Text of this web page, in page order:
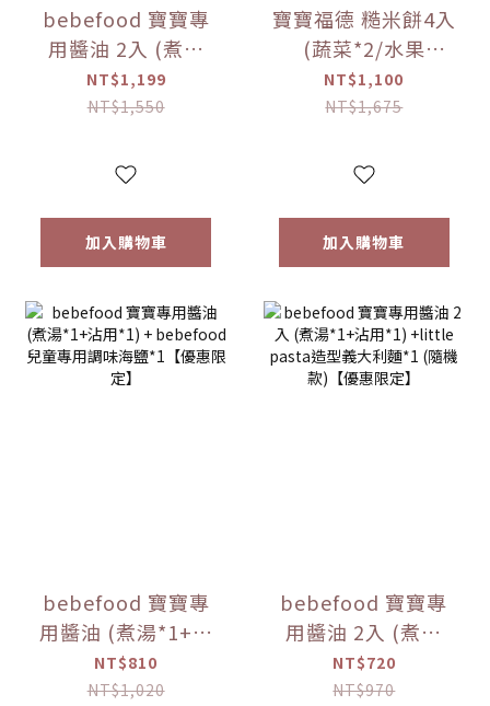
bebefood 寶寶專
用醬油 2入 (煮湯
*1+沾用*1)
+bebefood 兒童調
寶寶粥( 蓮藕雞肉粥
NT$1,199
NT$1,550
加入購物車
寶寶福德 糙米餅4入
(蔬菜*2/水果
*2)+Hibebe寶寶粥
( 蓮藕雞肉粥 )*1盒
NT$1,100
NT$1,675
加入購物車
bebefood 寶寶專
用醬油 (煮湯*1+沾
用*1) + bebefood
兒童專用調味海鹽
NT$810
NT$1,020
bebefood 寶寶專
用醬油 2入 (煮湯
*1+沾用*1) +little
pasta造型義大利麵
NT$720
NT$970